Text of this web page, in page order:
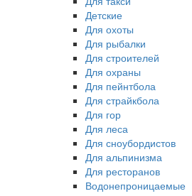
Детские
Для охоты
Для рыбалки
Для строителей
Для охраны
Для пейнтбола
Для страйкбола
Для гор
Для леса
Для сноубордистов
Для альпинизма
Для ресторанов
Водонепроницаемые